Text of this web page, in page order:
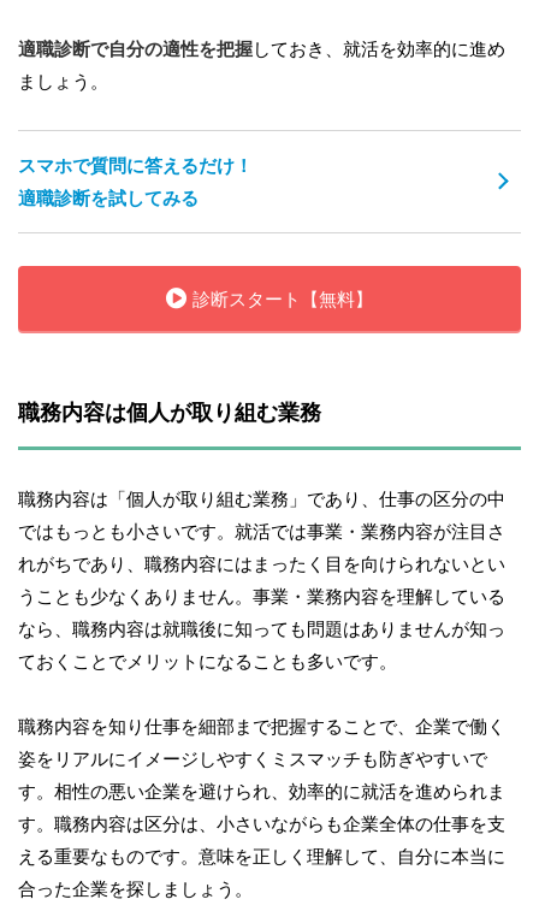
適職診断で自分の適性を把握しておき、就活を効率的に進め
ましょう。
スマホで質問に答えるだけ！
適職診断を試してみる
診断スタート【無料】
職務内容は個人が取り組む業務
職務内容は「個人が取り組む業務」であり、仕事の区分の中
ではもっとも小さいです。就活では事業・業務内容が注目さ
れがちであり、職務内容にはまったく目を向けられないとい
うことも少なくありません。事業・業務内容を理解している
なら、職務内容は就職後に知っても問題はありませんが知っ
ておくことでメリットになることも多いです。
職務内容を知り仕事を細部まで把握することで、企業で働く
姿をリアルにイメージしやすくミスマッチも防ぎやすいで
す。相性の悪い企業を避けられ、効率的に就活を進められま
す。職務内容は区分は、小さいながらも企業全体の仕事を支
える重要なものです。意味を正しく理解して、自分に本当に
合った企業を探しましょう。